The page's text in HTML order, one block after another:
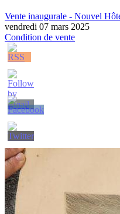
Vente inaugurale - Nouvel
vendredi 07 mars 2025
Condition de vente